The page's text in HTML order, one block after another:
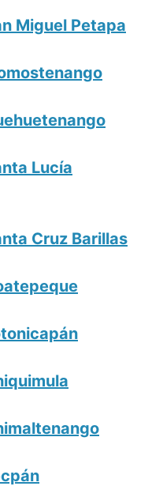
Miguel Petapa
Lucía
Cruz Barillas